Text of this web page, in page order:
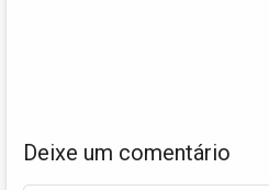
Deixe um comentário